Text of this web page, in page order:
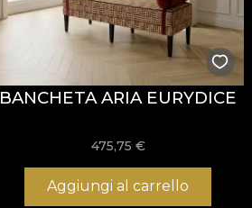
BANCHETA ARIA EURYDICE
475,75 €
Aggiungi al carrello